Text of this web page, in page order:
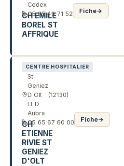
Cedex
CH EMILE
BOREL ST
AFFRIQUE
05 65 49 71 52 Fiche→
CENTRE HOSPITALIER
St
Geniez
D Olt
Et D
Aubra
(12130)
CH
ETIENNE
RIVIE ST
GENIEZ
D'OLT
05 65 67 60 00 Fiche→